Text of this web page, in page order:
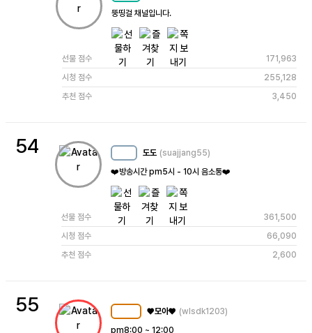
뚱띵걸 채널입니다.
선물 점수
171,963
시청 점수
255,128
추천 점수
3,450
54 도도 (suajjang55)
❤️방송시간 pm5시 - 10시 음소통❤️
선물 점수
361,500
시청 점수
66,090
추천 점수
2,600
55 ♥모아♥ (wlsdk1203)